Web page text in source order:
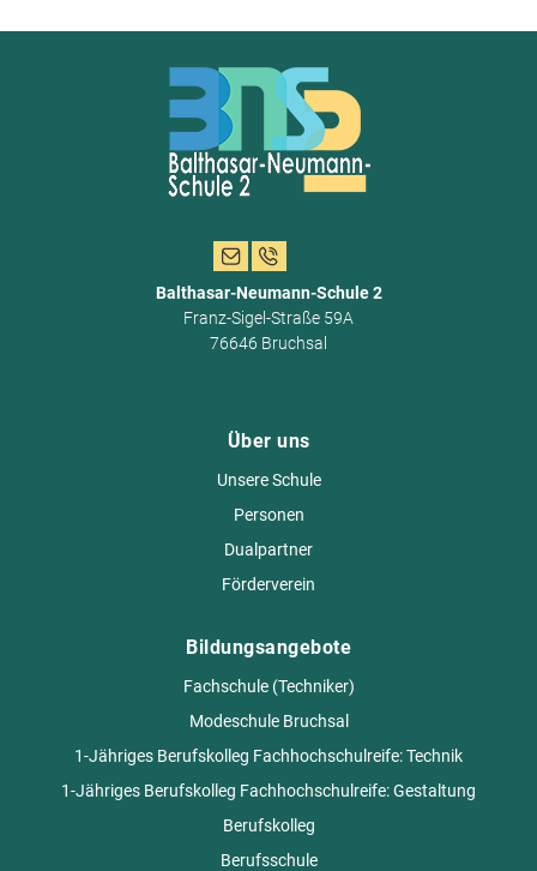
Balthasar-Neumann-Schule 2
Franz-Sigel-Straße 59A
76646 Bruchsal
Über uns
Unsere Schule
Personen
Dualpartner
Förderverein
Bildungsangebote
Fachschule (Techniker)
Modeschule Bruchsal
1-Jähriges Berufskolleg Fachhochschulreife: Technik
1-Jähriges Berufskolleg Fachhochschulreife: Gestaltung
Berufskolleg
Berufsschule